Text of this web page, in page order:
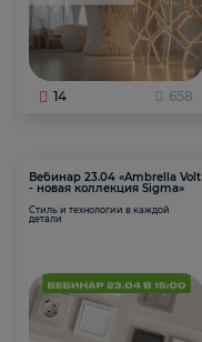
14 658
Вебинар 23.04 «Ambrella Volt
- новая коллекция Sigma»
Стиль и технологии в каждой
детали